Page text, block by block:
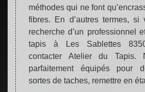
méthodes qui ne font
fibres. En d’autres termes,
recherche d’un professionnel
tapis à Les Sablettes
contacter Atelier du Tapis.
parfaitement équipés pour
sortes de taches, remettre en